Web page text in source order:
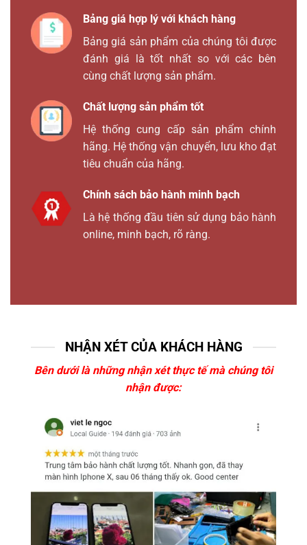
Bảng giá hợp lý với khách hàng
Bảng giá sản phẩm của chúng tôi được
đánh giá là tốt nhất so với các bên
cùng chất lượng sản phẩm.
Chất lượng sản phẩm tốt
Hệ thống cung cấp sản phẩm chính
hãng. Hệ thống vận chuyển, lưu kho đạt
tiêu chuẩn của hãng.
Chính sách bảo hành minh bạch
Là hệ thống đầu tiên sử dụng bảo hành
online, minh bạch, rõ ràng.
NHẬN XÉT CỦA KHÁCH HÀNG
Bên dưới là những nhận xét thực tế mà chúng tôi
nhận được: